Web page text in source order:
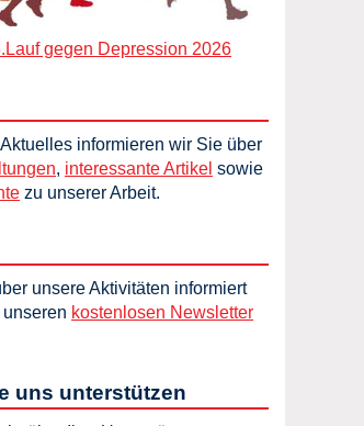
gegen Depression 2026
informieren wir Sie über
, interessante Artikel sowie
zu unserer Arbeit.
unsere Aktivitäten informiert
kostenlosen Newsletter
uns unterstützen